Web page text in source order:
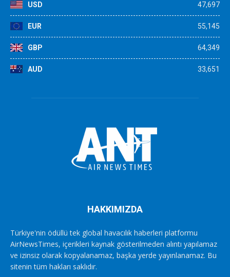
USD 47,697
EUR 55,145
GBP 64,349
AUD 33,651
HAKKIMIZDA
Türkiye'nin ödüllü tek global havacılık haberleri platformu
AirNewsTimes, içerikleri kaynak gösterilmeden alıntı yapılamaz
ve izinsiz olarak kopyalanamaz, başka yerde yayınlanamaz. Bu
sitenin tüm hakları saklıdır.